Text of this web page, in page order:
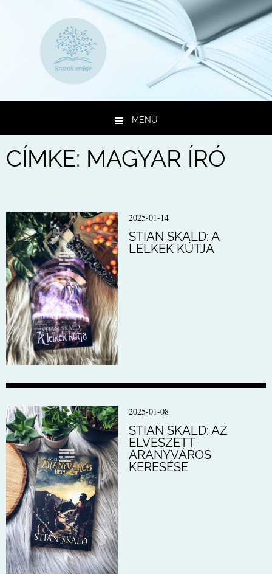
MENÜ
Kilépés a tartalomba
CÍMKE: MAGYAR ÍRÓ
2025-01-14
STIAN SKALD: A
LELKEK KÚTJA
2025-01-08
STIAN SKALD: AZ
ELVESZETT
ARANYVÁROS
KERESÉSE